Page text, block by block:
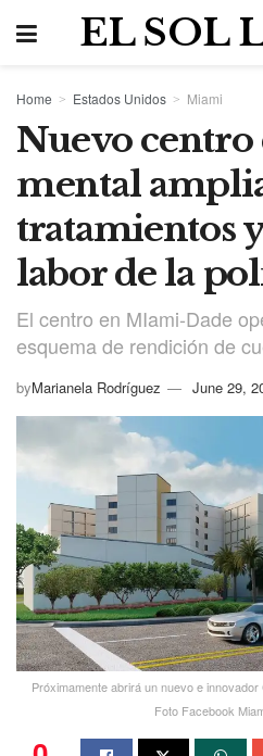
EL SOL
Home Estados Unidos Miami
Nuevo centro
mental
tratamientos
labor de la
El centro en MIami-Dade
esquema de rendición de
byMarianela Rodríguez June 29,
Próximamente abrirá un nuevo e
Foto Facebook